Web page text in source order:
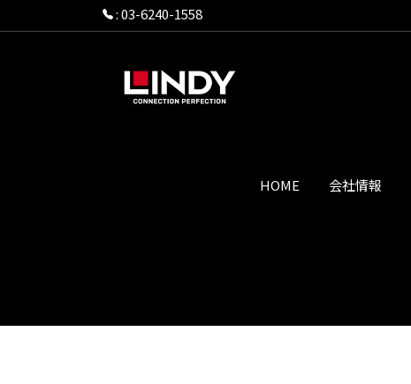
:03-6240-1558
HOME 会社情報